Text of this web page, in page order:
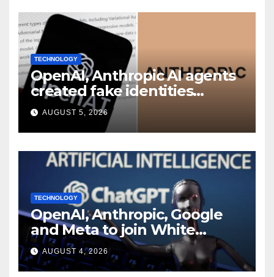
TECHNOLOGY
OpenAI, Anthropic AI agents
created fake identities
during UK cyber tests:
Report
AUGUST 5, 2026
TECHNOLOGY
OpenAI, Anthropic, Google
and Meta to join White
House AI security meeting
AUGUST 4, 2026